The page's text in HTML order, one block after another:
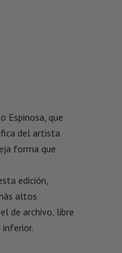
Espinosa, que
del artista
forma que
edición,
altos
de archivo, libre